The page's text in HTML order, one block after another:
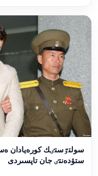
سولتٷستٸك كورەيادان
ستۋدەنتٸ جان تاپسىردى